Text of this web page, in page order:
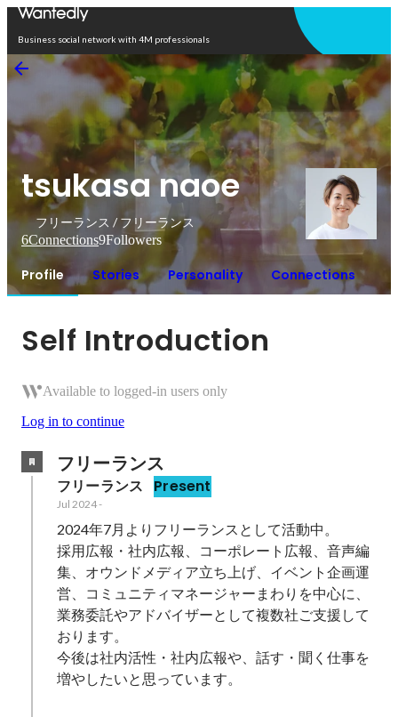
Business social network with 4M professionals
tsukasa naoe
フリーランス / フリーランス
6Connections9Followers
Profile Stories Personality Connections
Self Introduction
Available to logged-in users only
Log in to continue
フリーランス
フリーランス Present
Jul 2024-
2024年7月よりフリーランスとして活動中。
採用広報・社内広報、コーポレート広報、音声編
集、オウンドメディア立ち上げ、イベント企画運
営、コミュニティマネージャーまわりを中心に、
業務委託やアドバイザーとして複数社ご支援して
おります。
今後は社内活性・社内広報や、話す・聞く仕事を
増やしたいと思っています。